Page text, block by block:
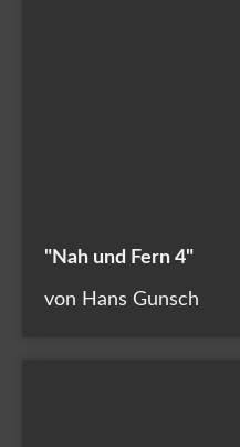
"Nah und Fern 4"
von Hans Gunsch